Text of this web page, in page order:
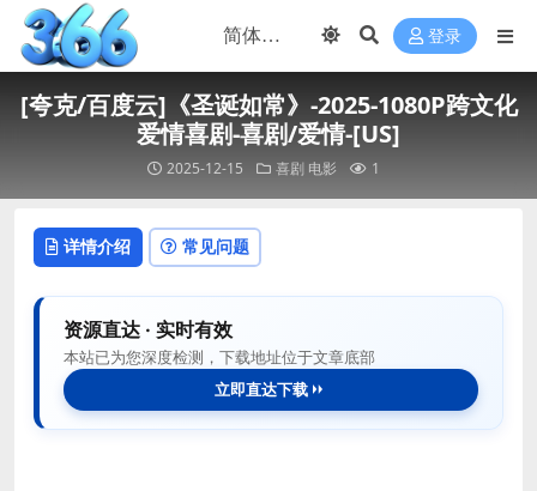
登录
[夸克/百度云]《圣诞如常》-2025-1080P跨文化
爱情喜剧-喜剧/爱情-[US]
2025-12-15 喜剧 电影 1
详情介绍 常见问题
资源直达 · 实时有效
本站已为您深度检测，下载地址位于文章底部
立即直达下载